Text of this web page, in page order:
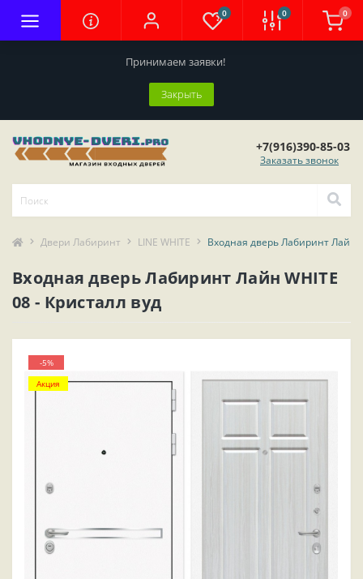
Принимаем заявки!
Закрыть
0 0 0
+7(916)390-85-03
Заказать звонок
Двери Лабиринт LINE WHITE Входная дверь Лабиринт Лайн
Входная дверь Лабиринт Лайн WHITE
08 - Кристалл вуд
-5%
Акция